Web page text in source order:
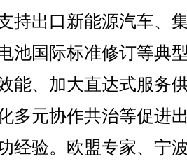
持出口新能源汽车、
池国际标准修订等典
能、加大直达式服务
多元协作共治等促进
经验。欧盟专家、宁